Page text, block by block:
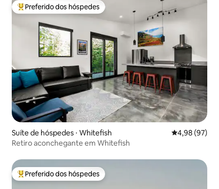
Entre os melhores preferidos dos hóspedes
Preferido dos hóspedes
Suíte de hóspedes ⋅ Whitefish 4,98 de uma
4,98 (97)
Retiro aconchegante em Whitefish
Entre os melhores preferidos dos hóspedes
Preferido dos hóspedes